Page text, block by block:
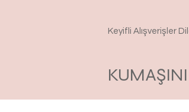
Keyifli Alışverişler